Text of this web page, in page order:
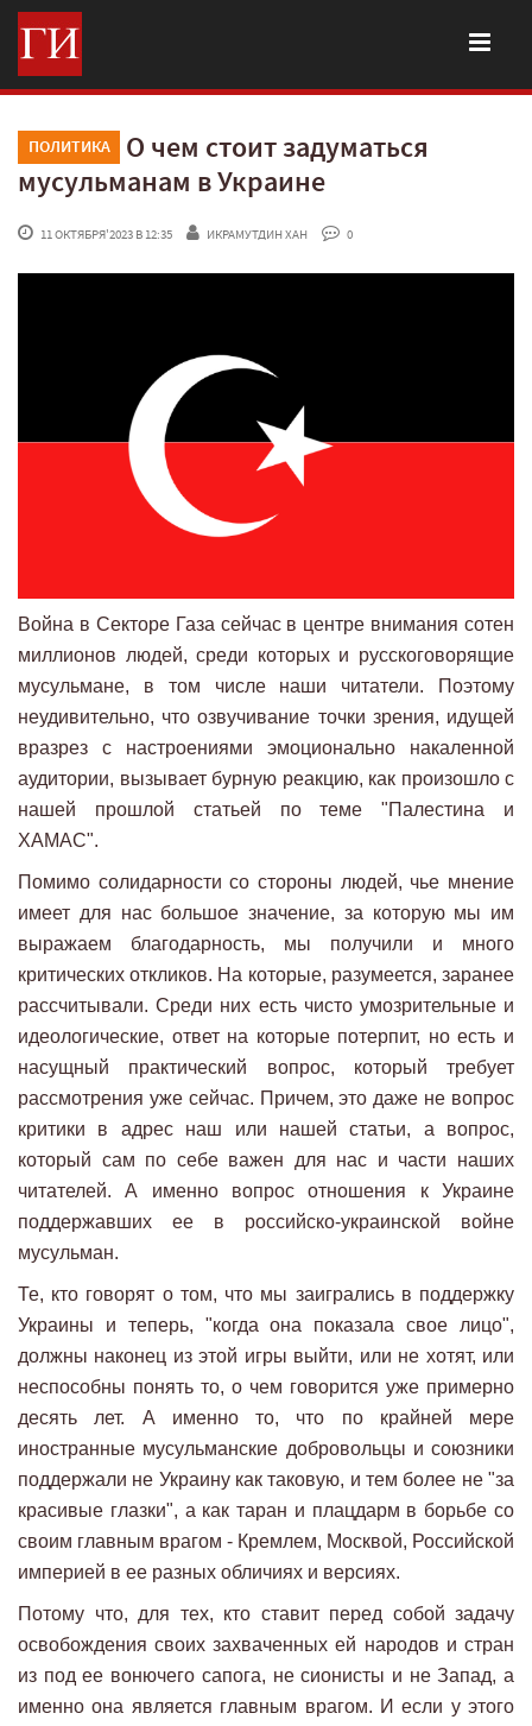
ПОЛИТИКА
О чем стоит задуматься
мусульманам в Украине
11 ОКТЯБРЯ'2023 В 12:35 ИКРАМУТДИН ХАН 0
Война в Секторе Газа сейчас в центре внимания сотен
миллионов людей, среди которых и русскоговорящие
мусульмане, в том числе наши читатели. Поэтому
неудивительно, что озвучивание точки зрения, идущей
вразрез с настроениями эмоционально накаленной
аудитории, вызывает бурную реакцию, как произошло с
нашей прошлой статьей по теме "Палестина и
ХАМАС".
Помимо солидарности со стороны людей, чье мнение
имеет для нас большое значение, за которую мы им
выражаем благодарность, мы получили и много
критических откликов. На которые, разумеется, заранее
рассчитывали. Среди них есть чисто умозрительные и
идеологические, ответ на которые потерпит, но есть и
насущный практический вопрос, который требует
рассмотрения уже сейчас. Причем, это даже не вопрос
критики в адрес наш или нашей статьи, а вопрос,
который сам по себе важен для нас и части наших
читателей. А именно вопрос отношения к Украине
поддержавших ее в российско-украинской войне
мусульман.
Те, кто говорят о том, что мы заигрались в поддержку
Украины и теперь, "когда она показала свое лицо",
должны наконец из этой игры выйти, или не хотят, или
неспособны понять то, о чем говорится уже примерно
десять лет. А именно то, что по крайней мере
иностранные мусульманские добровольцы и союзники
поддержали не Украину как таковую, и тем более не "за
красивые глазки", а как таран и плацдарм в борьбе со
своим главным врагом - Кремлем, Москвой, Российской
империей в ее разных обличиях и версиях.
Потому что, для тех, кто ставит перед собой задачу
освобождения своих захваченных ей народов и стран
из под ее вонючего сапога, не сионисты и не Запад, а
именно она является главным врагом. И если у этого